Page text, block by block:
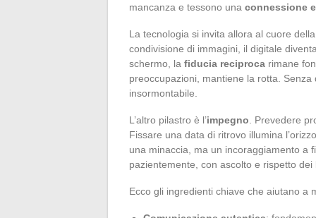
mancanza e tessono una connessione
La tecnologia si invita allora al cuore
condivisione di immagini, il digitale
schermo, la fiducia reciproca rimane
preoccupazioni, mantiene la rotta.
insormontabile.
L’altro pilastro è l’impegno . Prevedere
Fissare una data di ritrovo illumina
una minaccia, ma un incoraggiamento a
pazientemente, con ascolto e rispetto dei
Ecco gli ingredienti chiave che aiutano a